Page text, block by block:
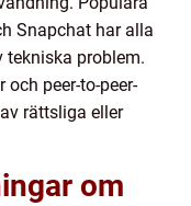
Snapchat har alla
problem.
peer-to-peer-
rättsliga eller
om